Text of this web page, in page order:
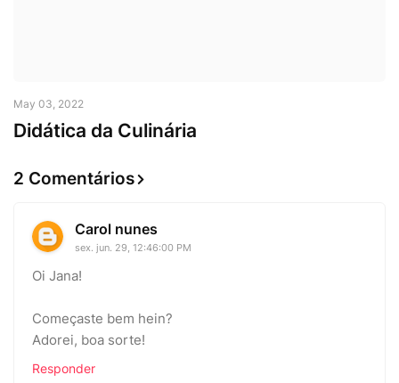
May 03, 2022
Didática da Culinária
2 Comentários
Carol nunes
sex. jun. 29, 12:46:00 PM
Oi Jana!
Começaste bem hein?
Adorei, boa sorte!
Responder